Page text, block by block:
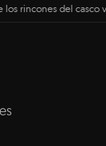
los rincones del casco